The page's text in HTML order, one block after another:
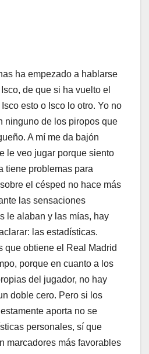
ha empezado a hablarse
de que si ha vuelto el
esto o Isco lo otro. Yo no
ninguno de los piropos que
A mí me da bajón
le veo jugar porque siento
tiene problemas para
el césped no hace más
las sensaciones
le alaban y las mías, hay
las estadísticas.
que obtiene el Real Madrid
porque en cuanto a los
del jugador, no hay
doble cero. Pero si los
aporta no se
personales, sí que
marcadores más favorables